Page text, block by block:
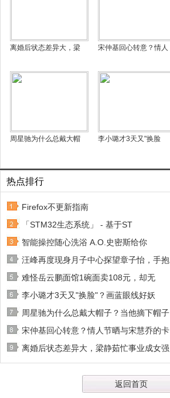
离婚后状态差异大，梁 宋仲基回心转意？情人
周星驰为什么总戴大帽 李小璐才3天又"换脸
热点排行
Firefox不更新指南
「STM32生态系统」 - 基于ST
智能操控随心洗浴 A.O.史密斯给你
汪峰再度现身月子中心探望章子怡，手抱
难怪岳云鹏面馆1碗面卖108元，却无
李小璐才3天又"换脸"？画蓝眼线好妖
周星驰为什么总戴大帽子？当他摘下帽子
宋仲基回心转意？情人节晒与宋慧乔的卡
离婚后状态差异大，梁静茹忙事业成女强
返回首页